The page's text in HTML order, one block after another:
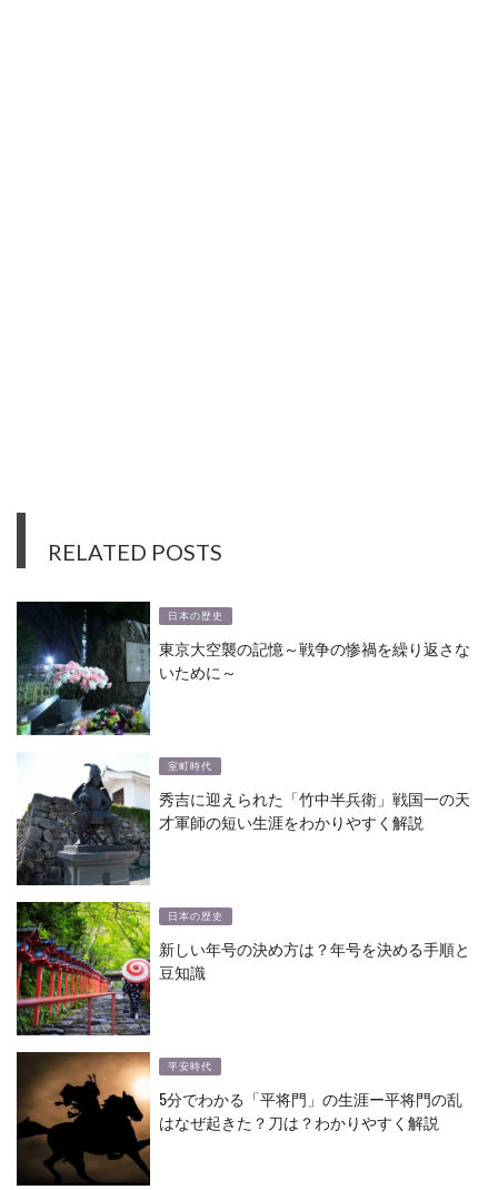
RELATED POSTS
日本の歴史
東京大空襲の記憶～戦争の惨禍を繰り返さな
いために～
室町時代
秀吉に迎えられた「竹中半兵衛」戦国一の天
才軍師の短い生涯をわかりやすく解説
日本の歴史
新しい年号の決め方は？年号を決める手順と
豆知識
平安時代
5分でわかる「平将門」の生涯ー平将門の乱
はなぜ起きた？刀は？わかりやすく解説